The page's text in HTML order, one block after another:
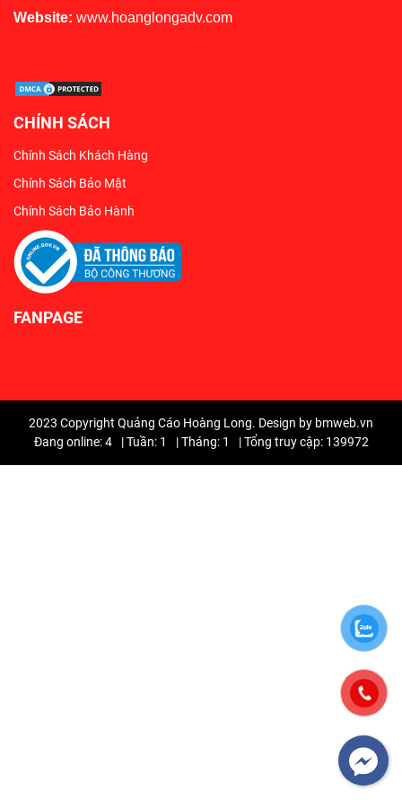
Website: www.hoanglongadv.com
CHÍNH SÁCH
Chính Sách Khách Hàng
Chính Sách Bảo Mật
Chính Sách Bảo Hành
FANPAGE
2023 Copyright Quảng Cáo Hoàng Long. Design by bmweb.vn
Đang online: 4
|Tuần: 1 |Tháng: 1 |Tổng truy cập: 139972